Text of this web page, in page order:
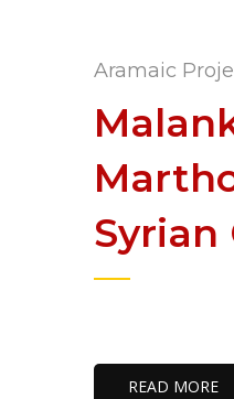
Aramaic
Syrian
READ MORE